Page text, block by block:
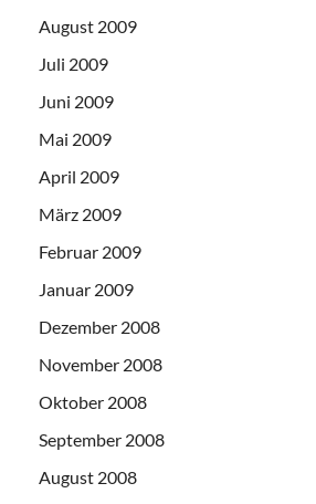
August 2009
Juli 2009
Juni 2009
Mai 2009
April 2009
März 2009
Februar 2009
Januar 2009
Dezember 2008
November 2008
Oktober 2008
September 2008
August 2008